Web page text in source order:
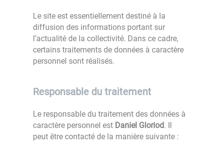
Le site est essentiellement destiné à la
diffusion des informations portant sur
l’actualité de la collectivité. Dans ce cadre,
certains traitements de données à caractère
personnel sont réalisés.
Responsable du traitement
Le responsable du traitement des données à
caractère personnel est Daniel Gloriod. Il
peut être contacté de la manière suivante :